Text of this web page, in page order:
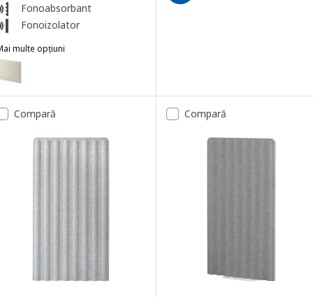
Fonoabsorbant
Fonoizolator
multe opțiuni
MITTZON, Paravan fonoabsorbant birou, Gunnared bej,
Compară Compară